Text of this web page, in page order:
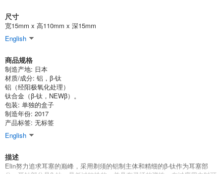
尺寸
宽15mm x 高110mm x 深15mm
English
商品规格
制造产地: 日本
材质/成分: 铝，β-钛
铝（经阳极氧化处理）
钛合金（β-钛，NEWβ）。
包装: 单独的盒子
制造年份: 2017
产品标签: 无标签
English
描述
Elin努力追求耳塞的巅峰，采用剃须的铝制主体和精细的β-钛作为耳塞部